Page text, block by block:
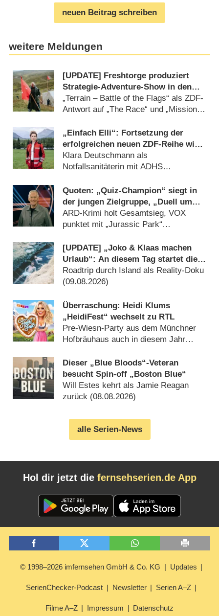
neuen Beitrag schreiben
weitere Meldungen
[UPDATE] Freshtorge produziert
Strategie-Adventure-Show in den
schottischen Highlands
„Terrain – Battle of the Flags“ als ZDF-
Antwort auf „The Race“ und „Mission
„Einfach Elli“: Fortsetzung der
erfolgreichen neuen ZDF-Reihe wird
gedreht
Klara Deutschmann als
Notfallsanitäterin mit ADHS
Quoten: „Quiz-Champion“ siegt in
der jungen Zielgruppe, „Duell um
die Welt“-Best-of geht völlig unter
ARD-Krimi holt Gesamtsieg, VOX
punktet mit „Jurassic Park“
[UPDATE] „Joko & Klaas machen
Urlaub“: An diesem Tag startet die
neue Sendung des Entertainer-Duos
Roadtrip durch Island als Reality-Doku
(09.08.2026)
Überraschung: Heidi Klums
„HeidiFest“ wechselt zu RTL
Pre-Wiesn-Party aus dem Münchner
Hofbräuhaus auch in diesem Jahr
Dieser „Blue Bloods“-Veteran
besucht Spin-off „Boston Blue“
Will Estes kehrt als Jamie Reagan
zurück (08.08.2026)
alle Serien-News
Hol dir jetzt die fernsehserien.de App
© 1998–2026 imfernsehen GmbH & Co. KG Updates
SerienChecker-Podcast Newsletter Serien A–Z
Filme A–Z Impressum Datenschutz